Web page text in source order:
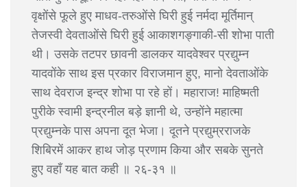
वृक्षोंसे फूले हुए माधव-तरुओंसे घिरी हुई नर्मदा मूर्तिमान्
तेजस्वी देवताओंसे घिरी हुई आकाशगङ्गाकी-सी शोभा पाती
थी। उसके तटपर छावनी डालकर यादवेश्वर प्रद्युम्न
यादवोंके साथ इस प्रकार विराजमान हुए, मानो देवताओंके
साथ देवराज इन्द्र शोभा पा रहे हों। महाराज! माहिष्मती
पुरीके स्वामी इन्द्रनील बड़े ज्ञानी थे, उन्होंने महात्मा
प्रद्युम्नके पास अपना दूत भेजा। दूतने प्रद्युम्रराजके
शिबिरमें आकर हाथ जोड़ प्रणाम किया और सबके सुनते
हुए वहाँ यह बात कही ॥ २६-३१ ॥